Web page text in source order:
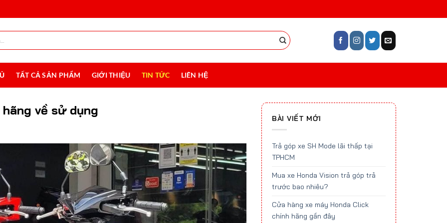
TẤT CẢ SẢN PHẨM GIỚI THIỆU TIN TỨC LIÊN HỆ
về sử dụng
BÀI VIẾT MỚI
Trả góp xe SH Mode lãi thấp tại
TPHCM
Mua xe Honda Vision trả góp trả
trước bao nhiêu?
Cửa hàng xe máy Honda Click
chính hãng gần đây